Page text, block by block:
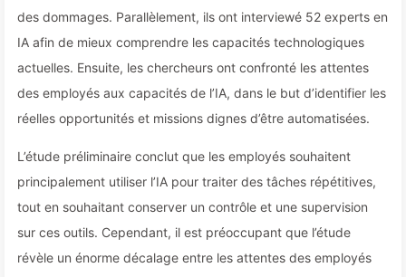
des dommages. Parallèlement, ils ont interviewé 52 experts en
IA afin de mieux comprendre les capacités technologiques
actuelles. Ensuite, les chercheurs ont confronté les attentes
des employés aux capacités de l’IA, dans le but d’identifier les
réelles opportunités et missions dignes d’être automatisées.
L’étude préliminaire conclut que les employés souhaitent
principalement utiliser l’IA pour traiter des tâches répétitives,
tout en souhaitant conserver un contrôle et une supervision
sur ces outils. Cependant, il est préoccupant que l’étude
révèle un énorme décalage entre les attentes des employés